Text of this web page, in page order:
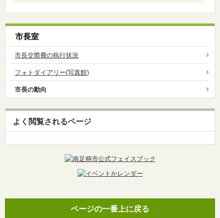
市長室
市長交際費の執行状況
フォトダイアリー(写真館)
市長の動向
よく閲覧されるページ
ページの一番上に戻る